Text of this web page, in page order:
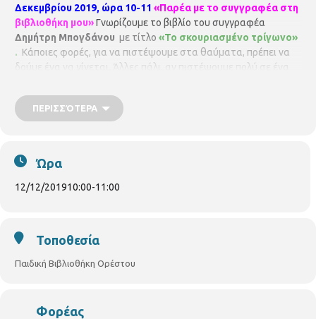
Δεκεμβρίου 2019, ώρα 10-11 «Παρέα με το συγγραφέα στη
βιβλιοθήκη μου»Γνωρίζουμε το βιβλίο του συγγραφέα
Δημήτρη Μπογδάνου με τίτλο «Το σκουριασμένο τρίγωνο»
. Κάποιες φορές, για να πιστέψουμε στα θαύματα, πρέπει να
δούμε ένα να γίνεται. Άλλες πάλι, αν πιστέψουμε πολύ σε ένα
Αθηνά θα ανακαλύψει την ελπίδα για ένα καλύτερο μέλλον
μέσα από μία απίθανη συνάντηση...
της περιοχής
33 & ΧΑΛΚΙΔΙΚΗΣ
pvivlio.orestou@thessaloniki.gr
ΠΕΡΙΣΣΌΤΕΡΑ
Ώρα
12/12/201910:00-11:00
Τοποθεσία
Παιδική Βιβλιοθήκη Ορέστου
Φορέας